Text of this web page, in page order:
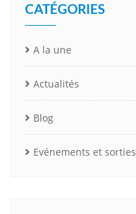
CATÉGORIES
A la une
Actualités
Blog
Evénements et sorties